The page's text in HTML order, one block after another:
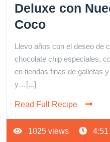
Deluxe con
Coco
Llevo años con el deseo de
chocolate chip especiales,
en tiendas finas de galletas
y…[...]
Read Full Recipe
1025 views 4:51